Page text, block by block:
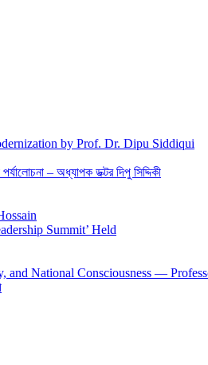
by Prof. Dr. Dipu Siddiqui
– অধ্যাপক ডক্টর দিপু সিদ্দিকী
Summit’ Held
and National Consciousness —